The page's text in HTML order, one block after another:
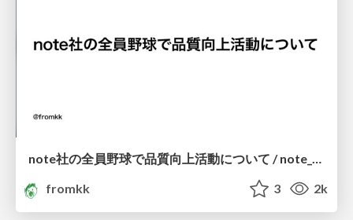
note社の全員野球で品質向上活動について / note_qa_challenge #iOS_test_teatime
fromkk
3 2k